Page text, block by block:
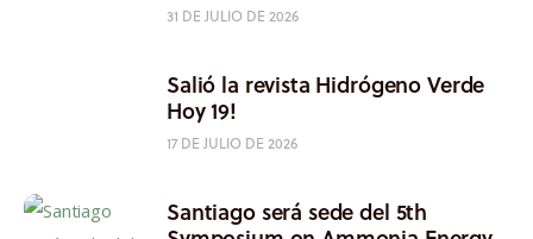
31 DE JULIO DE 2026
Salió la revista Hidrógeno Verde
Hoy 19!
17 DE JULIO DE 2026
Santiago será sede del 5th